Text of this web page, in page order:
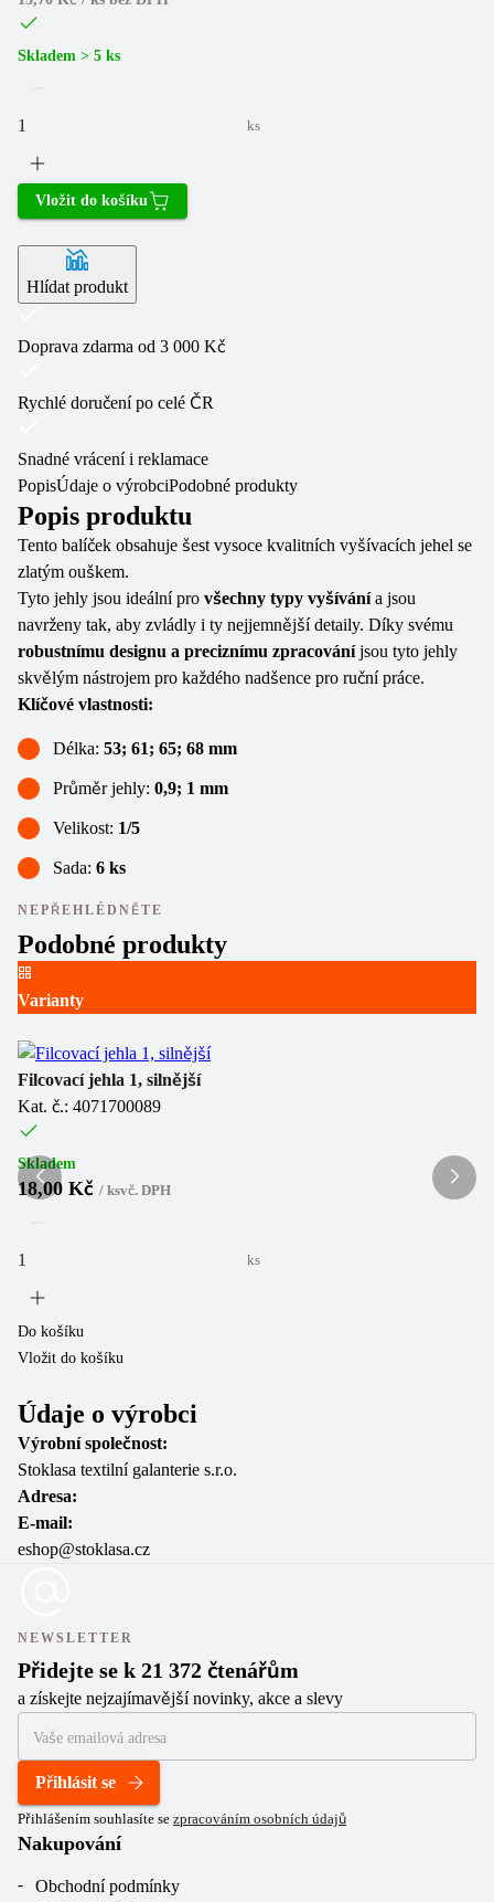
Skladem > 5 ks
ks
Vložit do košíku
Hlídat produkt
Doprava zdarma od 3 000 Kč
Rychlé doručení po celé ČR
Snadné vrácení i reklamace
PopisÚdaje o výrobciPodobné produkty
Popis produktu
Tento balíček obsahuje šest vysoce kvalitních vyšívacích jehel se
zlatým ouškem.
Tyto jehly jsou ideální pro všechny typy vyšívánía jsou
navrženy tak, aby zvládly i ty nejjemnější detaily. Díky svému
robustnímu designu a preciznímu zpracováníjsou tyto jehly
skvělým nástrojem pro každého nadšence pro ruční práce.
Klíčové vlastnosti:
Délka: 53; 61; 65; 68 mm
Průměr jehly: 0,9; 1 mm
Velikost: 1/5
Sada: 6 ks
NEPŘEHLÉDNĚTE
Podobné produkty
Varianty
Filcovací jehla 1, silnější
Kat. č.: 4071700089
Skladem
18,00 Kč / ksvč. DPH
ks
Do košíku
Vložit do košíku
Údaje o výrobci
Výrobní společnost:
Stoklasa textilní galanterie s.r.o.
Adresa:
E-mail:
eshop@stoklasa.cz
NEWSLETTER
Přidejte se k 21 372 čtenářům
a získejte nejzajímavější novinky, akce a slevy
Přihlásit se
Přihlášením souhlasíte se zpracováním osobních údajů
Nakupování
Obchodní podmínky